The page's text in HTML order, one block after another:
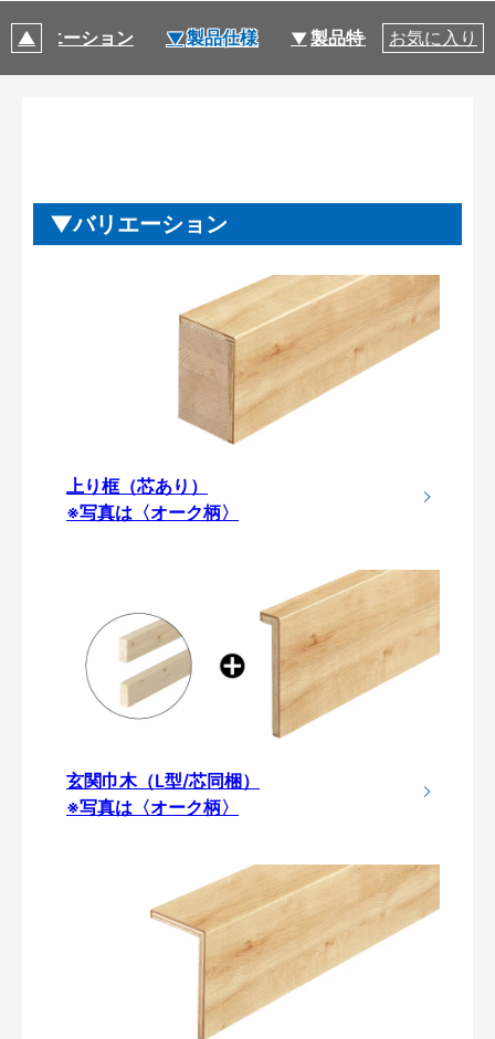
バリエーション 製品仕様 製品特長 関連部
お気に入り
バリエーション
上り框（芯あり）
※写真は〈オーク柄〉
玄関巾木（L型/芯同梱）
※写真は〈オーク柄〉